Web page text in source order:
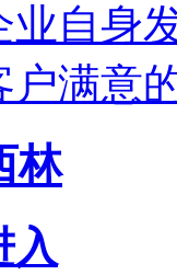
业自身
户满意
林
入